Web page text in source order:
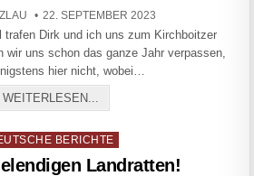
PUBLISHED DATE:
22. SEPTEMBER 2023
trafen Dirk und ich uns zum Kirchboitzer
wir uns schon das ganze Jahr verpassen,
hier nicht, wobei…
WEITERLESEN...
in BERICHTE
Landratten!